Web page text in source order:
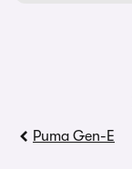
Puma Gen-E